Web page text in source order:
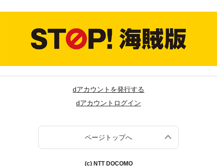
dアカウントを発行する
dアカウントログイン
ページトップへ
(c) NTT DOCOMO